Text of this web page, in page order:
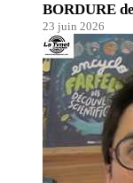
BORDURE
23 juin 2026